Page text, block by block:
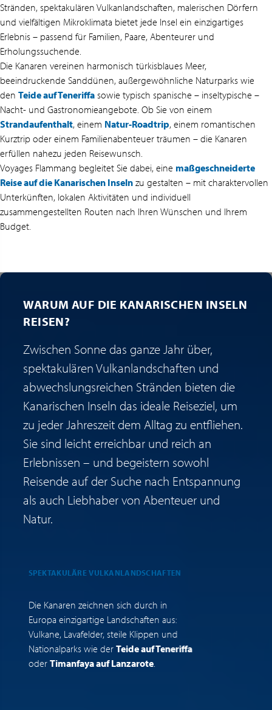
Stränden, spektakulären Vulkanlandschaften, malerischen Dörfern
und vielfältigen Mikroklimata bietet jede Insel ein einzigartiges
Erlebnis – passend für Familien, Paare, Abenteurer und
Erholungssuchende.
Die Kanaren vereinen harmonisch türkisblaues Meer,
beeindruckende Sanddünen, außergewöhnliche Naturparks wie
den Teide auf Teneriffa sowie typisch spanische – inseltypische –
Nacht- und Gastronomieangebote. Ob Sie von einem
Strandaufenthalt, einem Natur-Roadtrip, einem romantischen
Kurztrip oder einem Familienabenteuer träumen – die Kanaren
erfüllen nahezu jeden Reisewunsch.
Voyages Flammang begleitet Sie dabei, eine maßgeschneiderte
Reise auf die Kanarischen Inseln zu gestalten – mit charaktervollen
Unterkünften, lokalen Aktivitäten und individuell
zusammengestellten Routen nach Ihren Wünschen und Ihrem
Budget.
WARUM AUF DIE KANARISCHEN INSELN
REISEN?
Zwischen Sonne das ganze Jahr über,
spektakulären Vulkanlandschaften und
abwechslungsreichen Stränden bieten die
Kanarischen Inseln das ideale Reiseziel, um
zu jeder Jahreszeit dem Alltag zu entfliehen.
Sie sind leicht erreichbar und reich an
Erlebnissen – und begeistern sowohl
Reisende auf der Suche nach Entspannung
als auch Liebhaber von Abenteuer und
Natur.
SPEKTAKULÄRE VULKANLANDSCHAFTEN
Die Kanaren zeichnen sich durch in
Europa einzigartige Landschaften aus:
Vulkane, Lavafelder, steile Klippen und
Nationalparks wie der Teide auf Teneriffa
oder Timanfaya auf Lanzarote.